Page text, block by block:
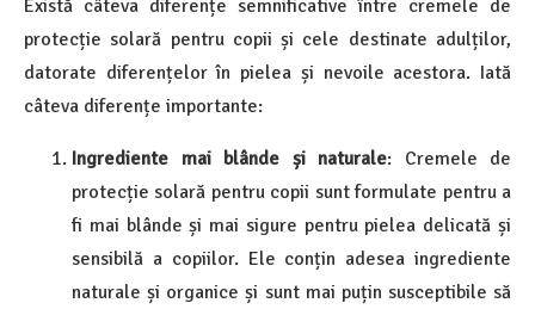
Există câteva diferențe semnificative între cremele de
protecție solară pentru copii și cele destinate adulților,
datorate diferențelor în pielea și nevoile acestora. Iată
câteva diferențe importante:
Ingrediente mai blânde și naturale: Cremele de
protecție solară pentru copii sunt formulate pentru a
fi mai blânde și mai sigure pentru pielea delicată și
sensibilă a copiilor. Ele conțin adesea ingrediente
naturale și organice și sunt mai puțin susceptibile să